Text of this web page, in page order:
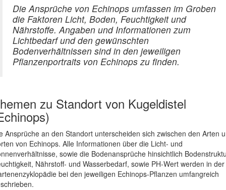
Die Ansprüche von Echinops umfassen im Groben
die Faktoren Licht, Boden, Feuchtigkeit und
Nährstoffe. Angaben und Informationen zum
Lichtbedarf und den gewünschten
Bodenverhältnissen sind in den jeweiligen
Pflanzenportraits von Echinops zu finden.
zu Standort von Kugeldistel
Ansprüche an den Standort unterscheiden sich zwischen den Arten
von Echinops. Alle Informationen über die Licht- und
sowie die Bodenansprüche hinsichtlich
Nährstoff- und Wasserbedarf, sowie PH-Wert werden in der
bei den jeweiligen Echinops-Pflanzen umfangreich